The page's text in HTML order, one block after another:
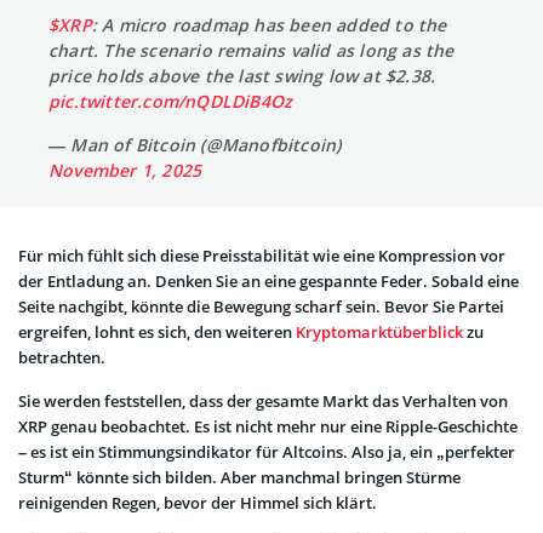
$XRP: A micro roadmap has been added to the
chart. The scenario remains valid as long as the
price holds above the last swing low at $2.38.
pic.twitter.com/nQDLDiB4Oz
— Man of Bitcoin (@Manofbitcoin)
November 1, 2025
Für mich fühlt sich diese Preisstabilität wie eine Kompression vor
der Entladung an. Denken Sie an eine gespannte Feder. Sobald eine
Seite nachgibt, könnte die Bewegung scharf sein. Bevor Sie Partei
ergreifen, lohnt es sich, den weiteren Kryptomarktüberblickzu
betrachten.
Sie werden feststellen, dass der gesamte Markt das Verhalten von
XRP genau beobachtet. Es ist nicht mehr nur eine Ripple-Geschichte
– es ist ein Stimmungsindikator für Altcoins. Also ja, ein „perfekter
Sturm“ könnte sich bilden. Aber manchmal bringen Stürme
reinigenden Regen, bevor der Himmel sich klärt.